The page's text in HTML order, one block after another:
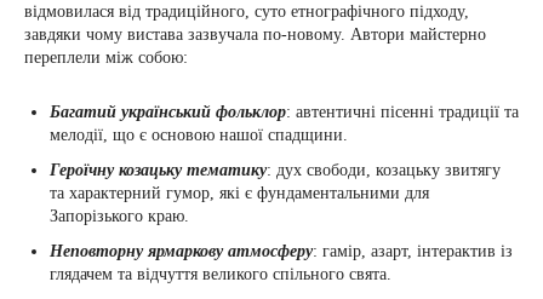
відмовилася від традиційного, суто етнографічного підходу,
завдяки чому вистава зазвучала по-новому. Автори майстерно
переплели між собою:
Багатий український фольклор: автентичні пісенні традиції та
мелодії, що є основою нашої спадщини.
Героїчну козацьку тематику: дух свободи, козацьку звитягу
та характерний гумор, які є фундаментальними для
Запорізького краю.
Неповторну ярмаркову атмосферу: гамір, азарт, інтерактив із
глядачем та відчуття великого спільного свята.